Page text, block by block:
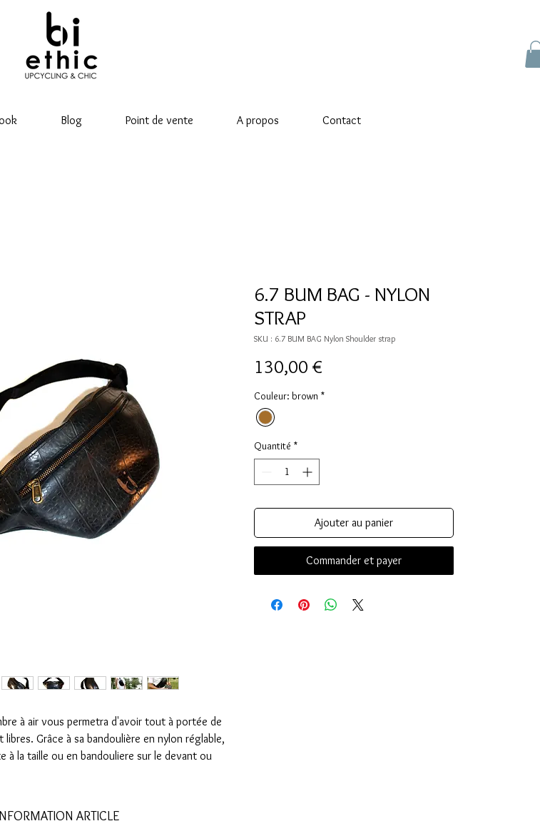
Blog Point de vente A propos Contact
6.7 BUM BAG - NYLON
STRAP
SKU : 6.7 BUM BAG Nylon Shoulder strap
130,00 €
Couleur: brown *
Quantité *
Ajouter au panier
Commander et payer
à air vous permetra d'avoir tout à portée de
Grâce à sa bandoulière en nylon réglable,
à la taille ou en bandouliere sur le devant ou
ARTICLE